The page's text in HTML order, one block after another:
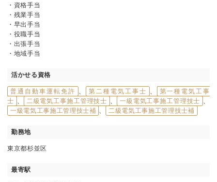
・資格手当
・残業手当
・早出手当
・役職手当
・出張手当
・地域手当
活かせる資格
普通自動車運転免許 、 第二種電気工事士 、
第一種電気工事
士 、 二級電気工事施工管理技士 、 一級電気工事施工管理技士 、
一級電気工事施工管理技士補 、 二級電気工事施工管理技士補
勤務地
東京都杉並区
最寄駅